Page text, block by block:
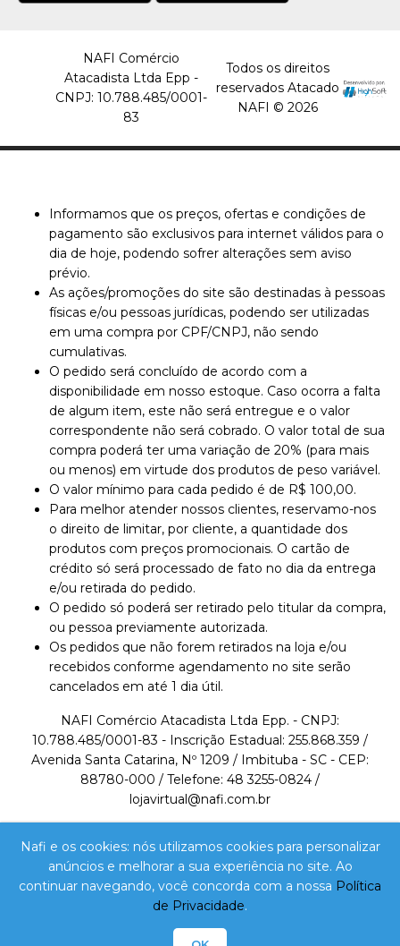
Nafi e os cookies: nós utilizamos cookies para personalizar
anúncios e melhorar a sua experiência no site. Ao
continuar navegando, você concorda com a nossa Política
de Privacidade.
NAFI Comércio
Atacadista Ltda Epp -
CNPJ: 10.788.485/0001-
83
Todos os direitos
reservados Atacado
NAFI © 2026
Informamos que os preços, ofertas e condições de
pagamento são exclusivos para internet válidos para o
dia de hoje, podendo sofrer alterações sem aviso
prévio.
As ações/promoções do site são destinadas à pessoas
físicas e/ou pessoas jurídicas, podendo ser utilizadas
em uma compra por CPF/CNPJ, não sendo
cumulativas.
O pedido será concluído de acordo com a
disponibilidade em nosso estoque. Caso ocorra a falta
de algum item, este não será entregue e o valor
correspondente não será cobrado. O valor total de sua
compra poderá ter uma variação de 20% (para mais
ou menos) em virtude dos produtos de peso variável.
O valor mínimo para cada pedido é de R$ 100,00.
Para melhor atender nossos clientes, reservamo-nos
o direito de limitar, por cliente, a quantidade dos
produtos com preços promocionais. O cartão de
crédito só será processado de fato no dia da entrega
e/ou retirada do pedido.
O pedido só poderá ser retirado pelo titular da compra,
ou pessoa previamente autorizada.
Os pedidos que não forem retirados na loja e/ou
recebidos conforme agendamento no site serão
cancelados em até 1 dia útil.
NAFI Comércio Atacadista Ltda Epp. - CNPJ:
10.788.485/0001-83 - Inscrição Estadual: 255.868.359 /
Avenida Santa Catarina, Nº 1209 / Imbituba - SC - CEP:
88780-000 / Telefone: 48 3255-0824 /
lojavirtual@nafi.com.br
A VENDA E O CONSUMO DE BEBIDAS ALCOÓLICAS
SÃO PROIBIDOS PARA MENORES DE 18 ANOS.
BEBIDA ALCOÓLICA PODE CAUSAR DEPENDÊNCIA
QUÍMICA E, EM EXCESSO, PROVOCA DEPENDÊNCIA